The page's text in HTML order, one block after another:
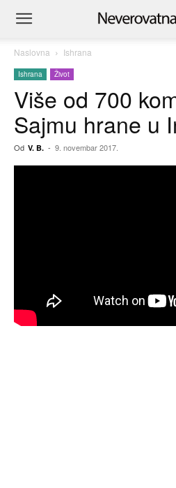
Naslovna Ishrana
Ishrana Život
Više od 700
Sajmu hrane u
Od V. B. - 9. novembar 2017.